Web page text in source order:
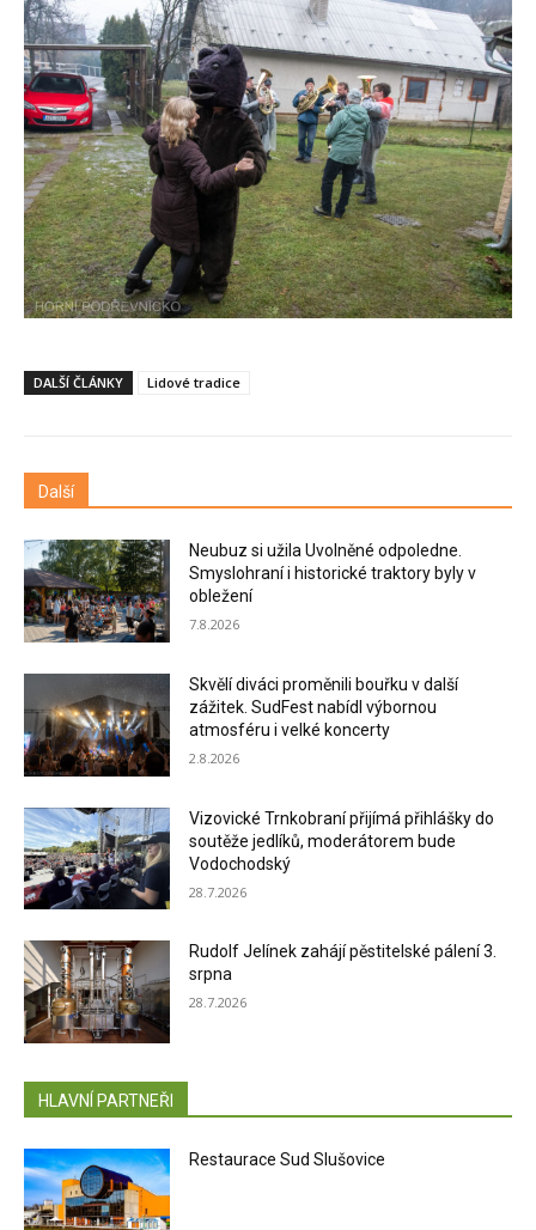
DALŠÍ ČLÁNKY Lidové tradice
Další
Neubuz si užila Uvolněné odpoledne.
Smyslohraní i historické traktory byly v
obležení
7.8.2026
Skvělí diváci proměnili bouřku v další
zážitek. SudFest nabídl výbornou
atmosféru i velké koncerty
2.8.2026
Vizovické Trnkobraní přijímá přihlášky do
soutěže jedlíků, moderátorem bude
Vodochodský
28.7.2026
Rudolf Jelínek zahájí pěstitelské pálení 3.
srpna
28.7.2026
HLAVNÍ PARTNEŘI
Restaurace Sud Slušovice